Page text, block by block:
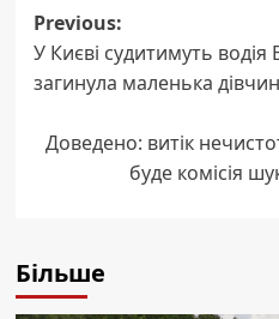
Post
navigation
Previous:
У Києві судитимуть
загинула маленька
Доведено: витік
буде комісія
Більше